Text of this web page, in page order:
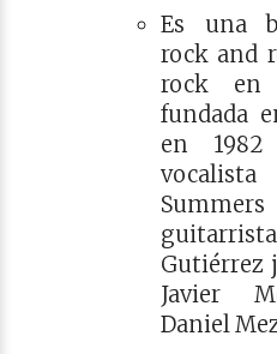
Es una
rock and
rock en
fundada
en
Gutiérrez
Javier
Daniel